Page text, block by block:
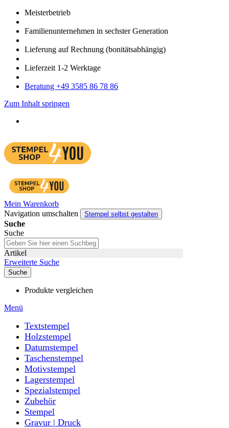
Meister­betrieb
Familien­unter­nehmen in sechster Gene­ration
Lieferung auf Rech­nung (bonitätsabhängig)
Liefer­zeit 1-2 Werk­tage
Bera­tung +49 3585 86 78 86
Zum Inhalt springen
Mein Warenkorb
Navigation umschalten
Stempel selbst gestalten
Suche
Suche
Artikel
Erweiterte Suche
Suche
Produkte vergleichen
Menü
Textstempel
Holzstempel
Datumstempel
Taschenstempel
Motivstempel
Lagerstempel
Spezialstempel
Zubehör
Stempel
Gravur | Druck